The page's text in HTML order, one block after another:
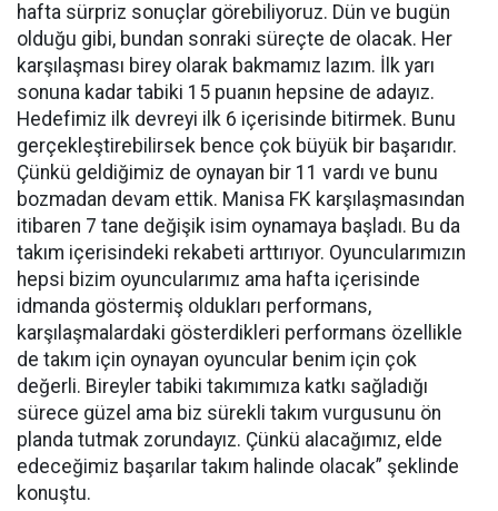
hafta sürpriz sonuçlar görebiliyoruz. Dün ve bugün
olduğu gibi, bundan sonraki süreçte de olacak. Her
karşılaşması birey olarak bakmamız lazım. İlk yarı
sonuna kadar tabiki 15 puanın hepsine de adayız.
Hedefimiz ilk devreyi ilk 6 içerisinde bitirmek. Bunu
gerçekleştirebilirsek bence çok büyük bir başarıdır.
Çünkü geldiğimiz de oynayan bir 11 vardı ve bunu
bozmadan devam ettik. Manisa FK karşılaşmasından
itibaren 7 tane değişik isim oynamaya başladı. Bu da
takım içerisindeki rekabeti arttırıyor. Oyuncularımızın
hepsi bizim oyuncularımız ama hafta içerisinde
idmanda göstermiş oldukları performans,
karşılaşmalardaki gösterdikleri performans özellikle
de takım için oynayan oyuncular benim için çok
değerli. Bireyler tabiki takımımıza katkı sağladığı
sürece güzel ama biz sürekli takım vurgusunu ön
planda tutmak zorundayız. Çünkü alacağımız, elde
edeceğimiz başarılar takım halinde olacak” şeklinde
konuştu.